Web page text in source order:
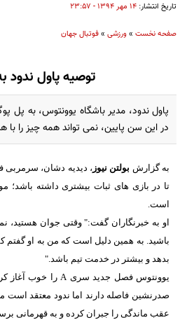
تاریخ انتشار: ۱۴ مهر ۱۳۹۴ - ۲۳:۵۷
صفحه نخست »ورزشی »فوتبال جهان
توصیه پاول ندود
پاول ندود، مدیر باشگاه یوونتوس، به پل
در این سن پایین، نمی تواند ‏همه چیز را با
به گزارش بولتن نیوز ، دیدیه دشان، سرمربی
تا در بازی های ثبات ‏بیشتری داشته
است.‏
او به خبرنگاران گفت:" وقتی جوان هستید،
باشید. به همین دلیل است ‏که من به او گفتم
بدهد و بیشتر در خدمت تیم باشد."‏
عقب ماندگی را جبران کرده و به قهرمانی